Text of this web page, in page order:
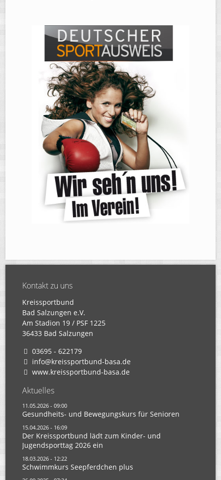
Kontakt zu uns
Kreissportbund
Bad Salzungen e.V.
Am Stadion 19 / PSF 1225
36433 Bad Salzungen
03695 - 622179
info@kreissportbund-basa.de
www.kreissportbund-basa.de
Aktuelles
11.05.2026 - 09:00
Gesundheits- und Bewegungskurs für Senioren
15.04.2026 - 16:09
Der Kreissportbund lädt zum Kinder- und
Jugendsporttag 2026 ein
18.03.2026 - 12:22
Schwimmkurs Seepferdchen plus